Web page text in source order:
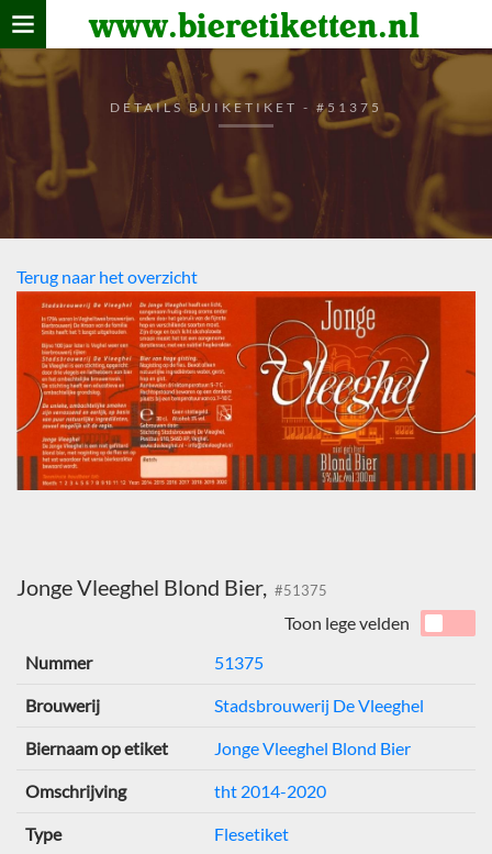
www.bieretiketten.nl
Home
verzamelen
De bierkaart
Bezoekers
DETAILS BUIKETIKET - #51375
Terug naar het overzicht
Jonge Vleeghel Blond Bier, #51375
Toon lege velden
Nummer
51375
Brouwerij Stadsbrouwerij De Vleeghel
Biernaam op etiket Jonge Vleeghel Blond Bier
Omschrijving tht 2014-2020
Type Flesetiket